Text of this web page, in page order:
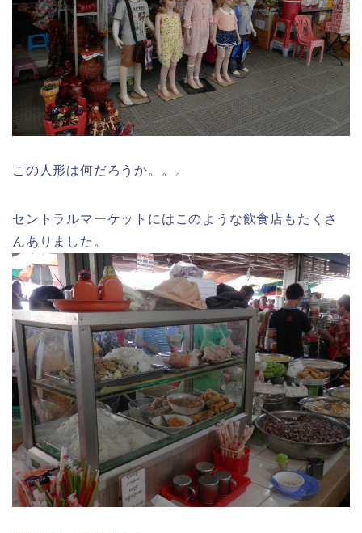
この人形は何だろうか。。。
セントラルマーケットにはこのような飲食店もたくさ
んありました。